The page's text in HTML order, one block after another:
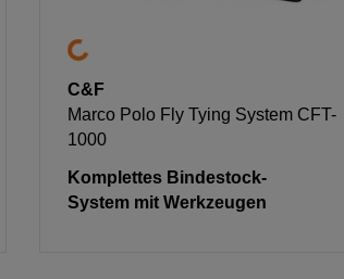
C&F
Marco Polo Fly Tying System CFT-
1000
Komplettes Bindestock-
System mit Werkzeugen